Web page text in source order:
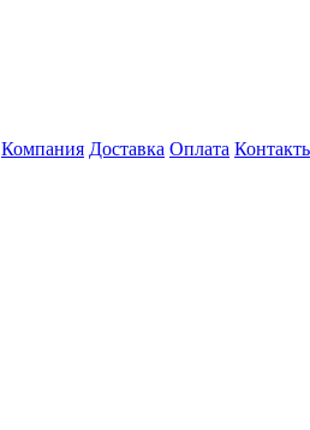
Компания Доставка Оплата